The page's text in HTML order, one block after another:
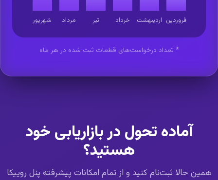
فروردین اردیبهشت خرداد تیر مرداد شهریور
* تعداد درخواست‌های قطعات ثبت شده در هر ماه
آماده تحول در بازاریابی خود
هستید؟
همین حالا ثبت‌نام کنید و از تمام امکانات پیشرفته پنل روییکا